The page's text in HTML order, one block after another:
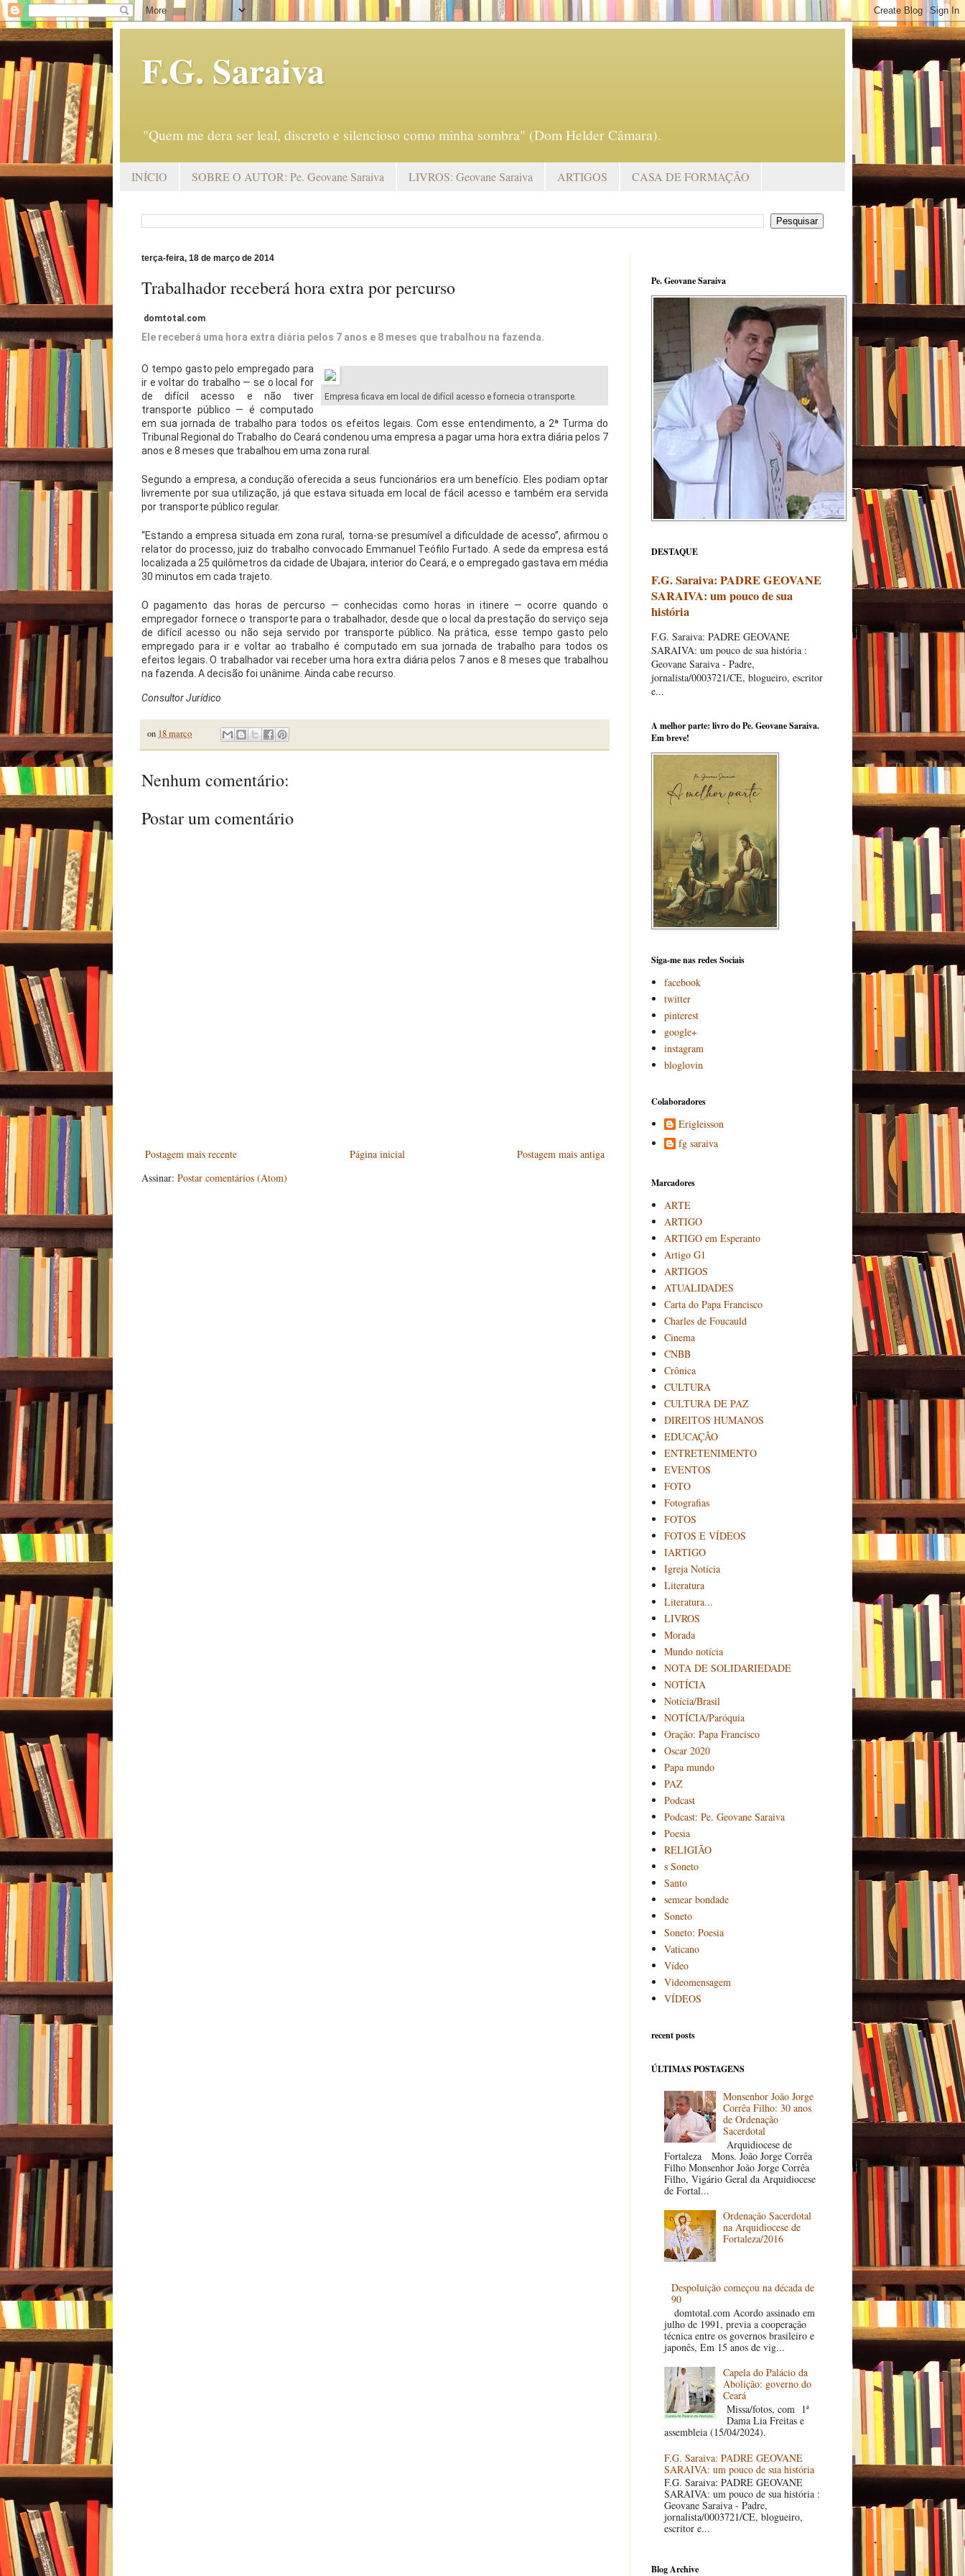
F.G. Saraiva
"Quem me dera ser leal, discreto e silencioso como minha sombra" (Dom Helder Câmara).
INÍCIO SOBRE O AUTOR: Pe. Geovane Saraiva LIVROS: Geovane Saraiva ARTIGOS CASA DE FORMAÇÃO
terça-feira, 18 de março de 2014
Trabalhador receberá hora extra por percurso
domtotal.com
Ele receberá uma hora extra diária pelos 7 anos e 8 meses que trabalhou na fazenda.
Empresa ficava em local de difícil acesso e fornecia o transporte.
O tempo gasto pelo empregado para
ir e voltar do trabalho — se o local for
de difícil acesso e não tiver
transporte público — é computado
em sua jornada de trabalho para todos os efeitos legais. Com esse entendimento, a 2ª Turma do
Tribunal Regional do Trabalho do Ceará condenou uma empresa a pagar uma hora extra diária pelos 7
anos e 8 meses que trabalhou em uma zona rural.
Segundo a empresa, a condução oferecida a seus funcionários era um benefício. Eles podiam optar
livremente por sua utilização, já que estava situada em local de fácil acesso e também era servida
por transporte público regular.
“Estando a empresa situada em zona rural, torna-se presumível a dificuldade de acesso”, afirmou o
relator do processo, juiz do trabalho convocado Emmanuel Teófilo Furtado. A sede da empresa está
localizada a 25 quilômetros da cidade de Ubajara, interior do Ceará, e o empregado gastava em média
30 minutos em cada trajeto.
O pagamento das horas de percurso — conhecidas como horas in itinere — ocorre quando o
empregador fornece o transporte para o trabalhador, desde que o local da prestação do serviço seja
de difícil acesso ou não seja servido por transporte público. Na prática, esse tempo gasto pelo
empregado para ir e voltar ao trabalho é computado em sua jornada de trabalho para todos os
efeitos legais. O trabalhador vai receber uma hora extra diária pelos 7 anos e 8 meses que trabalhou
na fazenda. A decisão foi unânime. Ainda cabe recurso.
Consultor Jurídico
on 18 março
Nenhum comentário:
Postar um comentário
Postagem mais recente Postagem mais antiga
Página inicial
Assinar: Postar comentários (Atom)
Pe. Geovane Saraiva
DESTAQUE
F.G. Saraiva: PADRE GEOVANE
SARAIVA: um pouco de sua
história
F.G. Saraiva: PADRE GEOVANE
SARAIVA: um pouco de sua história :
Geovane Saraiva - Padre,
jornalista/0003721/CE, blogueiro, escritor
e...
A melhor parte: livro do Pe. Geovane Saraiva.
Em breve!
Siga-me nas redes Sociais
facebook
twitter
pinterest
google+
instagram
bloglovin
Colaboradores
Erigleisson
fg saraiva
Marcadores
ARTE
ARTIGO
ARTIGO em Esperanto
Artigo G1
ARTIGOS
ATUALIDADES
Carta do Papa Francisco
Charles de Foucauld
Cinema
CNBB
Crônica
CULTURA
CULTURA DE PAZ
DIREITOS HUMANOS
EDUCAÇÃO
ENTRETENIMENTO
EVENTOS
FOTO
Fotografias
FOTOS
FOTOS E VÍDEOS
IARTIGO
Igreja Notícia
Literatura
Literatura...
LIVROS
Morada
Mundo notícia
NOTA DE SOLIDARIEDADE
NOTÍCIA
Notícia/Brasil
NOTÍCIA/Paróquia
Oração: Papa Francisco
Oscar 2020
Papa mundo
PAZ
Podcast
Podcast: Pe. Geovane Saraiva
Poesia
RELIGIÃO
s Soneto
Santo
semear bondade
Soneto
Soneto: Poesia
Vaticano
Vídeo
Videomensagem
VÍDEOS
recent posts
ÚLTIMAS POSTAGENS
Monsenhor João Jorge
Corrêa Filho: 30 anos
de Ordenação
Sacerdotal
Arquidiocese de
Fortaleza Mons. João Jorge Corrêa
Filho Monsenhor João Jorge Corrêa
Filho, Vigário Geral da Arquidiocese
de Fortal...
Ordenação Sacerdotal
na Arquidiocese de
Fortaleza/2016
Despoluição começou na década de
90
domtotal.com Acordo assinado em
julho de 1991, previa a cooperação
técnica entre os governos brasileiro e
japonês, Em 15 anos de vig...
Capela do Palácio da
Abolição: governo do
Ceará
Missa/fotos, com 1ª
Dama Lia Freitas e
assembleia (15/04/2024).
F.G. Saraiva: PADRE GEOVANE
SARAIVA: um pouco de sua história
F.G. Saraiva: PADRE GEOVANE
SARAIVA: um pouco de sua história :
Geovane Saraiva - Padre,
jornalista/0003721/CE, blogueiro,
escritor e...
Blog Archive